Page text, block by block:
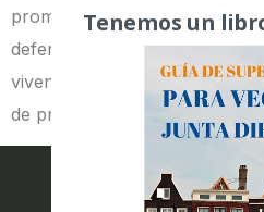
promover el desarrollo de la
defender y velar por los
viven dentro una Comunidad
de propietarios es […]
Tenemos un